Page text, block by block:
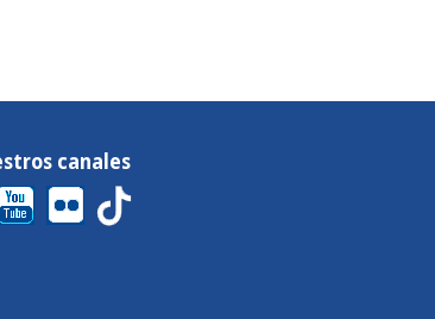
canales